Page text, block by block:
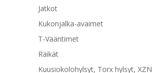
Jatkot
Kukonjalka-avaimet
T-Vääntimet
Räikät
Kuusiokolohylsyt, Torx hylsyt,